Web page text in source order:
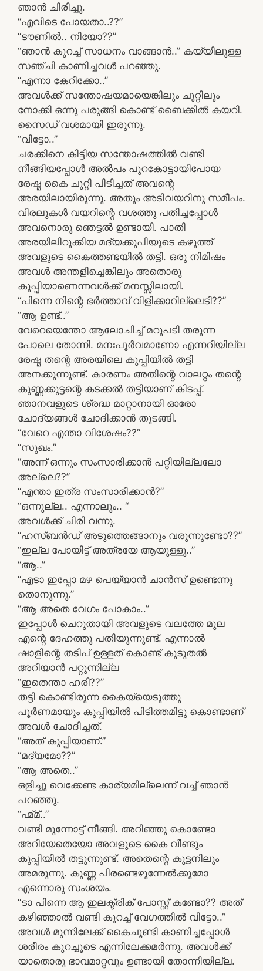
ഞാൻ ചിരിച്ചു.
“എവിടെ പോയതാ..??”
“ടൗണിൽ.. നിയോ??”
“ഞാൻ കുറച്ച് സാധനം വാങ്ങാൻ..” കയ്യിലുള്ള
സഞ്ചി കാണിച്ചവൾ പറഞ്ഞു.
“എന്നാ കേറിക്കോ..”
അവൾക്ക് സന്തോഷയമായെങ്കിലും ചുറ്റിലും
നോക്കി ഒന്നു പരുങ്ങി കൊണ്ട് ബൈക്കിൽ കയറി.
സൈഡ് വശമായി ഇരുന്നു.
“വിട്ടോ..”
ചരക്കിനെ കിട്ടിയ സന്തോഷത്തിൽ വണ്ടി
നീങ്ങിയപ്പോൾ അൽപം പുറകോട്ടായിപോയ
രേഷ്മ കൈ ചുറ്റി പിടിച്ചത് അവന്റെ
അരയിലായിരുന്നു. അതും അടിവയറിനു സമീപം.
വിരലുകൾ വയറിന്റെ വശത്തു പതിച്ചപ്പോൾ
അവനൊരു ഞെട്ടൽ ഉണ്ടായി. പാതി
അരയിലിറുക്കിയ മദ്യക്കുപിയുടെ കഴുത്ത്
അവളുടെ കൈത്തണ്ടയിൽ തട്ടി. ഒരു നിമിഷം
അവൾ അന്തളിച്ചെങ്കിലും അതൊരു
കുപ്പിയാണെന്നവൾക്ക് മനസ്സിലായി.
“പിന്നെ നിന്റെ ഭർത്താവ് വിളിക്കാറില്ലെടി??”
“ആ ഉണ്ട്..”
വേറെയെന്തോ ആലോചിച്ച് മറുപടി തരുന്ന
പോലെ തോന്നി. മനഃപൂർവമാണോ എന്നറിയില്ല
രേഷ്മ തന്റെ അരയിലെ കുപ്പിയിൽ തട്ടി
അനക്കുന്നുണ്ട്. കാരണം അതിന്റെ വാലറ്റം തന്റെ
കുണ്ണക്കുട്ടന്റെ കടക്കൽ തട്ടിയാണ് കിടപ്പ്.
ഞാനവളുടെ ശ്രദ്ധ മാറ്റാനായി ഓരോ
ചോദ്യങ്ങൾ ചോദിക്കാൻ തുടങ്ങി.
“വേറെ എന്താ വിശേഷം??”
“സുഖം.”
“അന്ന് ഒന്നും സംസാരിക്കാൻ പറ്റിയില്ലലോ
അല്ലെ??”
“എന്താ ഇത്ര സംസാരിക്കാൻ?”
“ഒന്നുല്ല.. എന്നാലും.. “
അവൾക്ക് ചിരി വന്നു.
“ഹസ്ബൻഡ് അടുത്തെങ്ങാനും വരുന്നുണ്ടോ??”
“ഇല്ല പോയിട്ട് അത്രയേ ആയുള്ളൂ..”
“ആ..”
“എടാ ഇപ്പോ മഴ പെയ്യാൻ ചാൻസ് ഉണ്ടെന്നു
തൊനുന്നു.”
“ആ അതെ വേഗം പോകാം..”
ഇപ്പോൾ ചെറുതായി അവളുടെ വലത്തേ മുല
എന്റെ ദേഹത്തു പതിയുന്നുണ്ട്. എന്നാൽ
ഷാളിന്റെ തടിപ് ഉള്ളത് കൊണ്ട് കൂടുതൽ
അറിയാൻ പറ്റുന്നില്ല
“ഇതെന്താ ഹരി??”
തട്ടി കൊണ്ടിരുന്ന കൈയ്യെടുത്തു
പൂർണമായും കുപ്പിയിൽ പിടിത്തമിട്ടു കൊണ്ടാണ്
അവൾ ചോദിച്ചത്.
“അത് കുപ്പിയാണ്.”
“മദ്യമോ??”
“ആ അതെ..”
ഒളിച്ചു വെക്കേണ്ട കാര്യമില്ലെന്ന് വച്ച് ഞാൻ
പറഞ്ഞു.
“ഹ്മ്മ്..”
വണ്ടി മുന്നോട്ട് നീങ്ങി. അറിഞ്ഞു കൊണ്ടോ
അറിയേതെയോ അവളുടെ കൈ വീണ്ടും
കുപ്പിയിൽ തട്ടുന്നുണ്ട്. അതെന്റെ കുട്ടനിലും
അമരുന്നു. കുണ്ണ പിരണ്ടെഴുന്നേൽക്കുമോ
എന്നൊരു സംശയം.
“ടാ പിന്നെ ആ ഇലക്ട്രിക് പോസ്റ്റ്‌ കണ്ടോ?? അത്
കഴിഞ്ഞാൽ വണ്ടി കുറച്ച് വേഗത്തിൽ വിട്ടോ..”
അവൾ മുന്നിലേക്ക് കൈചൂണ്ടി കാണിച്ചപ്പോൾ
ശരീരം കുറച്ചൂടെ എന്നിലേക്കമർന്നു. അവൾക്ക്
യാതൊരു ഭാവമാറ്റവും ഉണ്ടായി തോന്നിയില്ല.